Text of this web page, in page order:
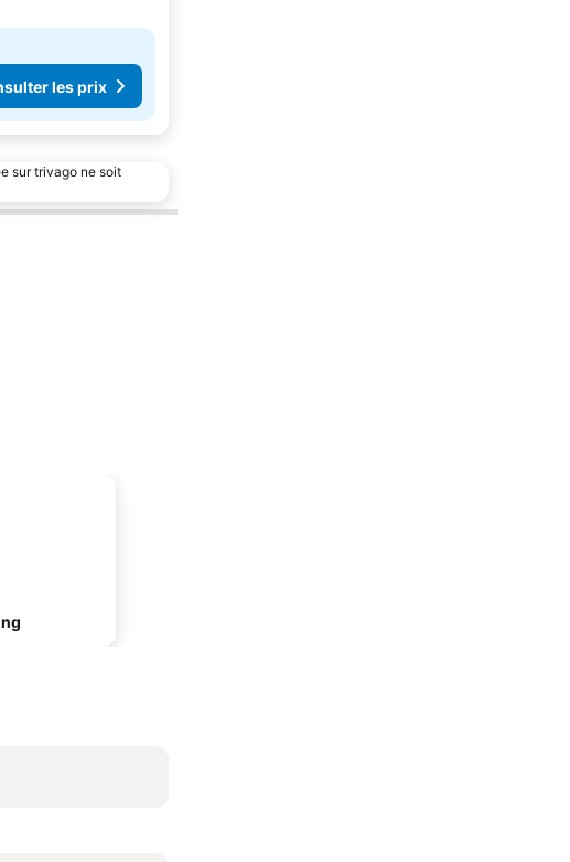
les prix
sur trivago ne soit